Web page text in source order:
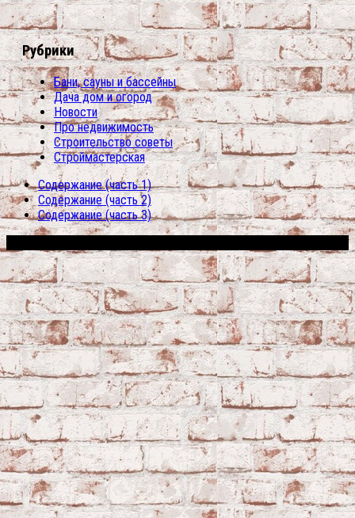
Рубрики
Бани, сауны и бассейны
Дача дом и огород
Новости
Про недвижимость
Строительство советы
Строймастерская
Содержание (часть 1)
Содержание (часть 2)
Содержание (часть 3)